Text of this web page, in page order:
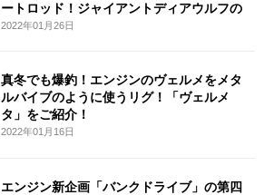
ートロッド！ジャイアントディアウルフの
2022年01月26日
真冬でも爆釣！エンジンのヴェルメをメタ
ルバイブのように使うリグ！「ヴェルメ
タ」をご紹介！
2022年01月16日
エンジン新企画「バンクドライブ」の第四